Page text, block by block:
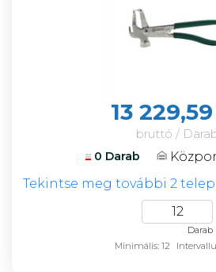
13
bruttó /
0 Darab
Tekintse meg további 2
Darab
Minimális: 12